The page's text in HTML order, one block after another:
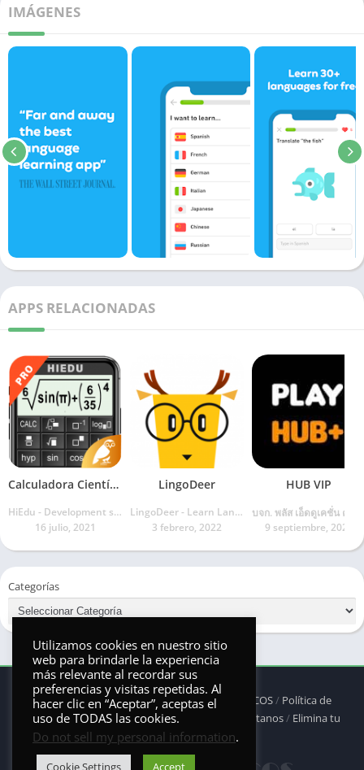
IMÁGENES
APPS RELACIONADAS
Calculadora Científica
HiEdu - Development scientific calculator
16 julio, 2021
LingoDeer
LingoDeer - Learn Languages Apps
3 febrero, 2022
HUB VIP
บจก. พลัส เอ็ดดูเคชั่น คอร์
9 septiembre, 2022
Categorías
© 2025 - Derechos reservados -ANDRONAUTICOS/ Política de
privacidad/Política de Cookies/ Contáctanos/ Elimina tu
aplicación
Utilizamos cookies en nuestro sitio
web para brindarle la experiencia
más relevante al recordar sus
preferencias y visitas repetidas. Al
hacer clic en “Aceptar”, aceptas el
uso de TODAS las cookies.
Do not sell my personal information.
Cookie Settings Accept